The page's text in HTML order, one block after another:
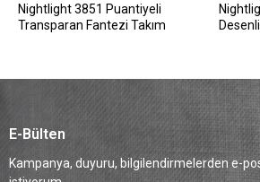
Nightlight 3851 Puantiyeli
Transparan Fantezi Takım
E-Bülten
Kampanya, duyuru, bilgilendirmelerden e-